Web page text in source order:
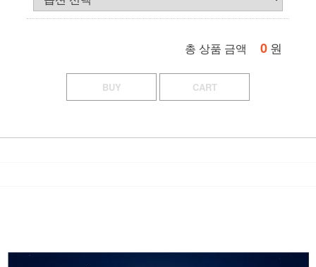
총 상품 금액 0 원
BUY CART